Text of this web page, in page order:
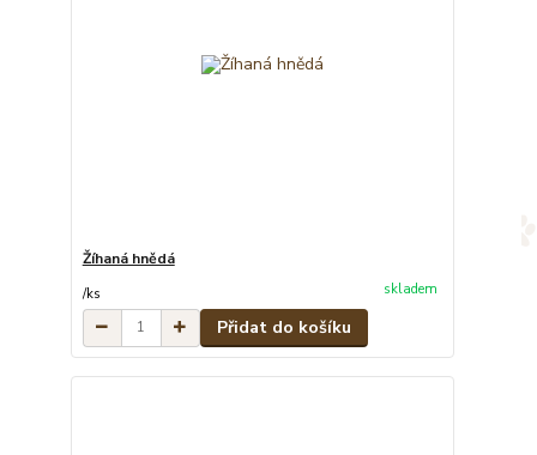
Žíhaná hnědá
/ks skladem
Přidat do košíku